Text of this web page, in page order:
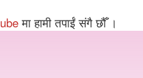
मा हामी तपाईं संगै छौँ ।